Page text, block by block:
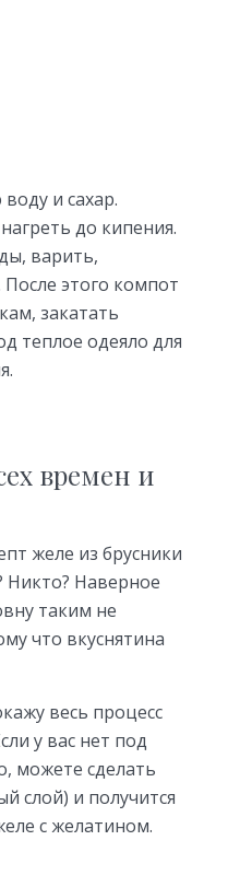
и сахар.
до кипения.
варить,
этого компот
закатать
теплое одеяло для
времен и
желе из брусники
Никто? Наверное
таким не
что вкуснятина
весь процесс
у вас нет под
можете сделать
слой) и получится
c желатином.